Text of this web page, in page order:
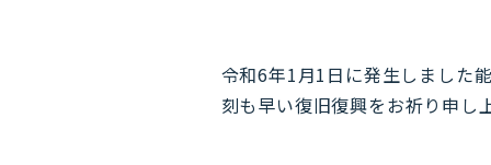
令和6年1月1日に発生しました
刻も早い復旧復興をお祈り申し